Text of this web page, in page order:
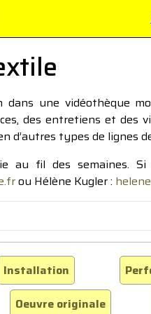
dans une vidéothèque
des entretiens et des
d’autres types de lignes
au fil des semaines.
ou Hélène Kugler :
Installation
Oeuvre originale